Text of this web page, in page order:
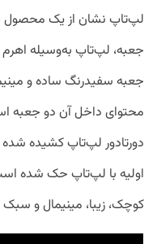
لپ‌تاپ نشان از یک محصول
جعبه، لپ‌تاپ به‌وسیله اهرم
جعبه سفید‌رنگ ساده و
محتوای داخل آن دو جعبه
دورتادور لپ‌تاپ کشیده شده
اولیه با لپ‌تاپ حک شده
کوچک‌، زیبا،‌ مینیمال و